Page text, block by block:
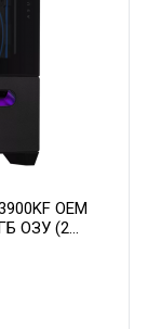
OEM
ОЗУ (2
GDDR7